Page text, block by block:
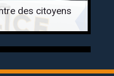
des citoyens